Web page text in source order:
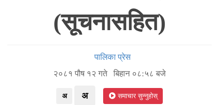
(सूचनासहित)
पालिका प्रेस
२०८१ पौष १२ गते बिहान ०८:५८ बजे
अ अ समाचार सुन्नुहोस्